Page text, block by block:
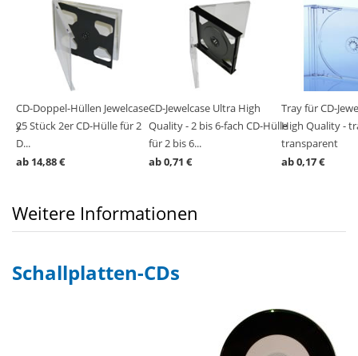
CD-Doppel-Hüllen Jewelcase -
25 Stück 2er CD-Hülle für 2
D...
ab 14,88 €
CD-Jewelcase Ultra High
Quality - 2 bis 6-fach CD-Hülle
für 2 bis 6...
ab 0,71 €
Tray für CD-
High Quality -
transparent
ab 0,17 €
B...
Weitere Informationen
Schallplatten-CDs